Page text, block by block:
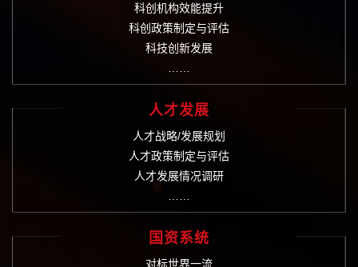
科创机构效能提升
科创政策制定与评估
科技创新发展
人才发展
人才战略/发展规划
人才政策制定与评估
人才发展情况调研
国资系统
对标世界一流